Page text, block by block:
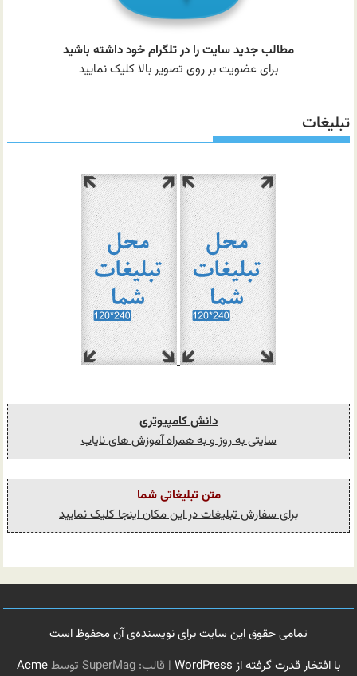
مطالب جدید سایت را در تلگرام خود داشته باشید
برای عضویت بر روی تصویر بالا کلیک نمایید
تبلیغات
دانش کامپیوتری
سایتی به روز و به همراه آموزش های نایاب
متن تبلیغاتی شما
برای سفارش تبلیغات در این مکان اینجا کلیک نمایید
تمامی حقوق این سایت برای نویسنده‌ی آن محفوظ است
با افتخار قدرت گرفته از WordPress
| قالب: SuperMag توسط Acme